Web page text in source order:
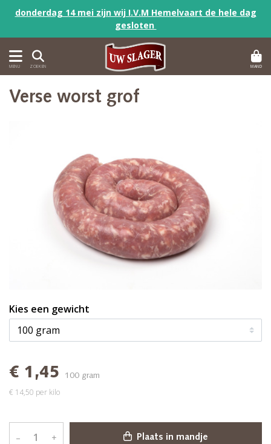
donderdag 14 mei zijn wij I.V.M Hemelvaart de hele dag
gesloten
MENU ZOEKEN MAND
Verse worst grof
Kies een gewicht
€ 1,45 100 gram
€ 14,50 per kilo
– + Plaats in mandje